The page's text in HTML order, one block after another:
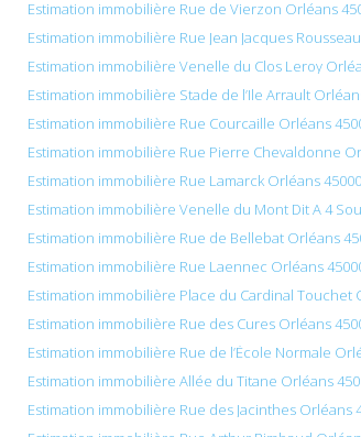
Estimation immobilière Rue de Vierzon Orléans
Estimation immobilière Rue Jean Jacques
Estimation immobilière Venelle du Clos Leroy
Estimation immobilière Stade de l’Ile Arrault
Estimation immobilière Rue Courcaille Orléans
Estimation immobilière Rue Pierre Chevaldonne
Estimation immobilière Rue Lamarck Orléans 45000
Estimation immobilière Venelle du Mont Dit A 4
Estimation immobilière Rue de Bellebat Orléans
Estimation immobilière Rue Laennec Orléans
Estimation immobilière Place du Cardinal Touchet
Estimation immobilière Rue des Cures Orléans
Estimation immobilière Rue de l’École Normale
Estimation immobilière Allée du Titane Orléans
Estimation immobilière Rue des Jacinthes Orléans